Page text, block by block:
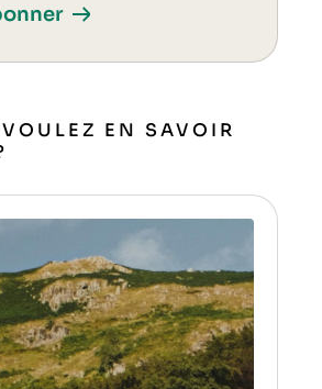
EN SAVOIR